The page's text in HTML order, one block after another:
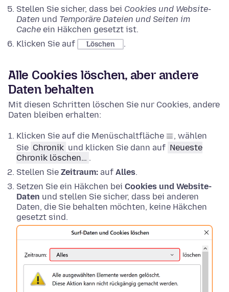
Stellen Sie sicher, dass bei Cookies und Website-
Daten und Temporäre Dateien und Seiten im
Cache ein Häkchen gesetzt ist.
Klicken Sie auf
Löschen .
Alle Cookies löschen, aber andere
Daten behalten
Mit diesen Schritten löschen Sie nur Cookies, andere
Daten bleiben erhalten:
Klicken Sie auf die Menüschaltfläche
, wählen
Sie Chronik und klicken Sie dann auf Neueste
Chronik löschen… .
Stellen Sie Zeitraum: auf Alles.
Setzen Sie ein Häkchen bei Cookies und Website-
Daten und stellen Sie sicher, dass bei anderen
Daten, die Sie behalten möchten, keine Häkchen
gesetzt sind.